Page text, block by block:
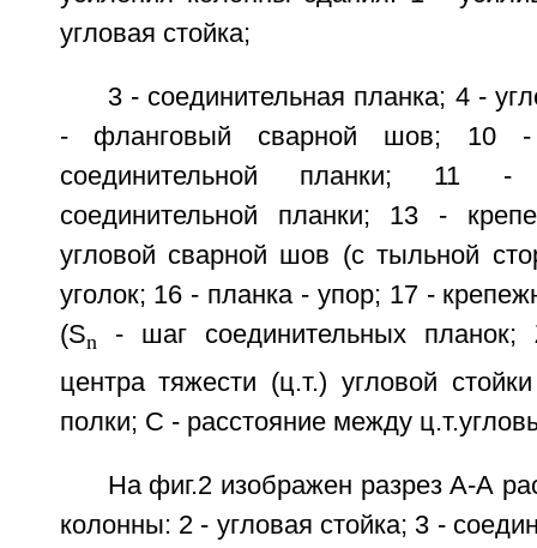
угловая стойка;
3 - соединительная планка; 4 -
- фланговый сварной шов; 10 -
соединительной планки; 11 -
соединительной планки; 13 -
угловой сварной шов (с тыльной
уголок; 16 - планка - упор; 17 -
(Sn - шаг соединительных планок;
центра тяжести (ц.т.) угловой
полки; С - расстояние между
На фиг.2 изображен разрез А-А
колонны: 2 - угловая стойка; 3 -